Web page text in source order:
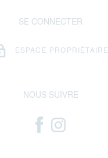
SE CONNECTER
ESPACE PROPRIÉTAIRE
NOUS SUIVRE